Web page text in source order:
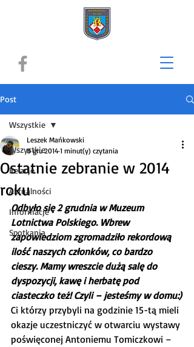
Post
Wszystkie
Relacje
Aktualności
Informacje
Spotkania
Wszystkie
Ostatnie zebranie w 2014
roku
Leszek Mańkowski
8 gru 2014 1 minut(y) czytania
Odbyło się 2 grudnia w Muzeum
Lotnictwa Polskiego. Wbrew
zapowiedziom zgromadziło rekordową
ilość naszych członków, co bardzo
cieszy. Mamy wreszcie dużą salę do
dyspozycji, kawę i herbatę pod
ciasteczko też! Czyli – jesteśmy w domu:)
Ci którzy przybyli na godzinie 15-tą mieli
okazje uczestniczyć w otwarciu wystawy
poświęconej Antoniemu Tomiczkowi –